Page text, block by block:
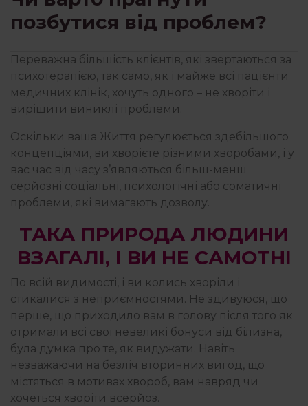
позбутися від проблем?
Переважна більшість клієнтів, які звертаються за
психотерапією, так само, як і майже всі пацієнти
медичних клінік, хочуть одного – не хворіти і
вирішити виниклі проблеми.
Оскільки ваша Життя регулюється здебільшого
концепціями, ви хворієте різними хворобами, і у
вас час від часу з’являються більш-менш
серйозні соціальні, психологічні або соматичні
проблеми, які вимагають дозволу.
ТАКА ПРИРОДА ЛЮДИНИ
ВЗАГАЛІ, І ВИ НЕ САМОТНІ
По всій видимості, і ви колись хворіли і
стикалися з неприємностями. Не здивуюся, що
перше, що приходило вам в голову після того як
отримали всі свої невеликі бонуси від білизна,
була думка про те, як видужати. Навіть
незважаючи на безліч вторинних вигод, що
містяться в мотивах хвороб, вам навряд чи
хочеться хворіти всерйоз.
КРИЗИ І ТРАВМИ
ЛІТЕРАТУРА
ПОЧУТТЯ
ПСИХОЛОГІЯ